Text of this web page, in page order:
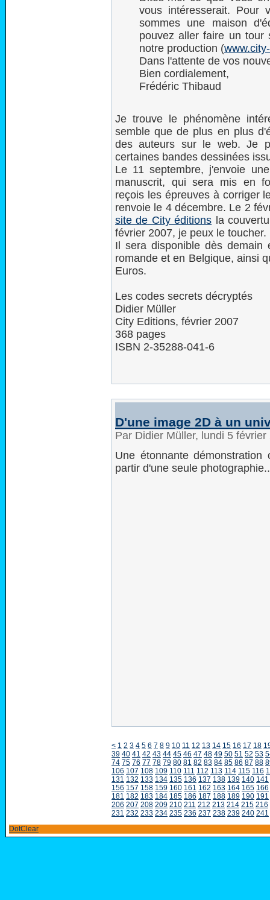
vous intéresserait. Pour
sommes une maison
pouvez aller faire un
notre production (
Dans l'attente de vos
Bien cordialement,
Frédéric Thibaud
Je trouve le phénomène
semble que de plus en plus
des auteurs sur le web. Je
certaines bandes dessinées
Le 11 septembre, j'envoie
manuscrit, qui sera mis en
reçois les épreuves à corriger
renvoie le 4 décembre. Le 2
site de City éditions la
février 2007, je peux le toucher.
Il sera disponible dès demain
romande et en Belgique, ainsi
Euros.
Les codes secrets décryptés
Didier Müller
City Editions, février 2007
368 pages
ISBN 2-35288-041-6
D'une image 2D à un
Par Didier Müller, lundi 5
Une étonnante
partir d'une seule
< 1 2 3 4 5 6 7 8 9 10 11 12 13 14 15 16 17 18
39 40 41 42 43 44 45 46 47 48 49 50 51 52 53
74 75 76 77 78 79 80 81 82 83 84 85 86 87 88
106 107 108 109 110 111 112 113 114 115 116
131 132 133 134 135 136 137 138 139 140 141
156 157 158 159 160 161 162 163 164 165 166
181 182 183 184 185 186 187 188 189 190 191
206 207 208 209 210 211 212 213 214 215 216
231 232 233 234 235 236 237 238 239 240 241
DotClear